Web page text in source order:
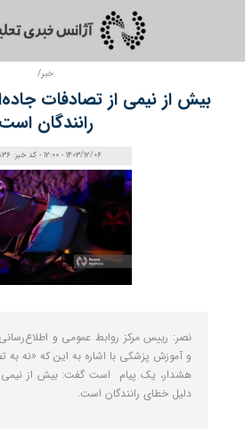
خبر/
بیش از نیمی از تصادفات
رانندگان است
1403/12/06 - 12:00 - کد خبر: 131836
نصر: رییس مرکز روابط عمومی و
و آموزش پزشکی با اشاره به این که «نه
هشدار، یک پیام است گفت: بیش از نیمی
دلیل خطای رانندگان است.